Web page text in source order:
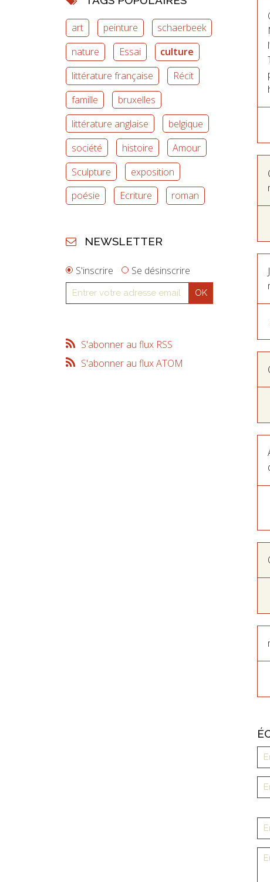
art peinture
schaerbeek
nature
Essai
culture
littérature française
Récit
famille
bruxelles
littérature anglaise
belgique
société
histoire
Amour
Sculpture
exposition
poésie
Ecriture roman
NEWSLETTER
S'inscrire Se désinscrire
S'abonner au flux RSS
S'abonner au flux ATOM